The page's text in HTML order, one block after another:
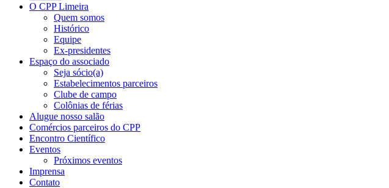
O CPP Limeira
Quem somos
Histórico
Equipe
Ex-presidentes
Espaço do associado
Seja sócio(a)
Estabelecimentos parceiros
Clube de campo
Colônias de férias
Alugue nosso salão
Comércios parceiros do CPP
Encontro Científico
Eventos
Próximos eventos
Imprensa
Contato